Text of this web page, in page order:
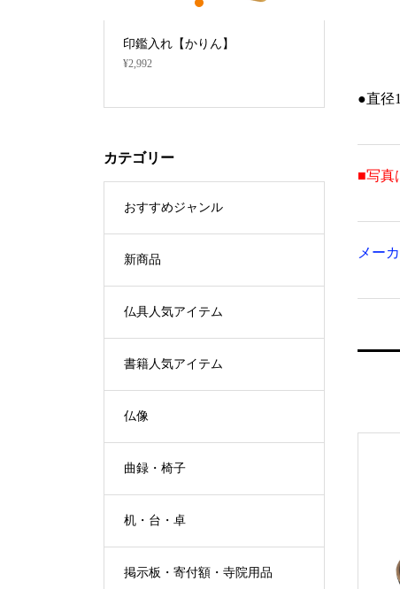
●直径
■写真
メー
印鑑入れ【かりん】
¥2,992
1
カテゴリー
おすすめジャンル
新商品
仏具人気アイテム
書籍人気アイテム
仏像
曲録・椅子
机・台・卓
掲示板・寄付額・寺院用品